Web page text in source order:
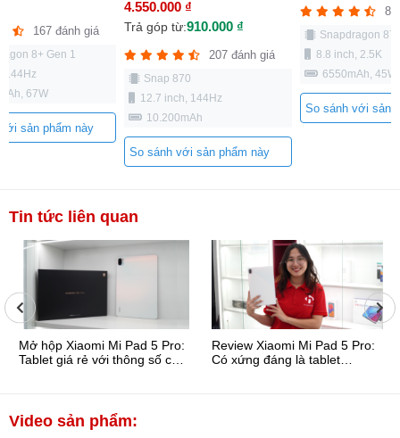
167 đánh giá
8+ Gen 1
144Hz
67W
sản phẩm này
4.550.000 ₫
Trả góp từ:910.000 ₫
207 đánh giá
Snap 870
12.7 inch, 144Hz
10.200mAh
So sánh với sản phẩm này
83
Snapdragon
8.8 inch, 2.5K
6550mAh, 45W
So sánh với sản
Tin tức liên quan
Mở hộp Xiaomi Mi Pad 5 Pro:
Tablet giá rẻ với thông số cực
Review Xiaomi Mi Pad 5 Pro:
Có xứng đáng là tablet
Video sản phẩm: